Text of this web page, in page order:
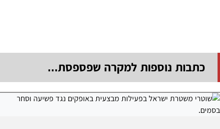
כתבות נוספות למקרה שפספסת...